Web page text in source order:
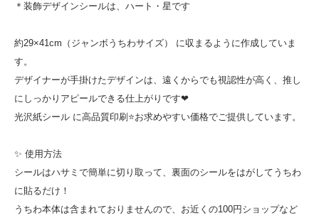
＊装飾デザインシールは、ハート・星です
約29×41cm（ジャンボうちわサイズ） に収まるように作成していま
す。
デザイナーが手掛けたデザインは、遠くからでも視認性が高く、推し
にしっかりアピールできる仕上がりです❤
光沢紙シール に高品質印刷⭐お求めやすい価格でご提供しています。
✨ 使用方法
シールはハサミで簡単に切り取って、裏面のシールをはがしてうちわ
に貼るだけ！
うちわ本体は含まれておりませんので、お近くの100円ショップなど